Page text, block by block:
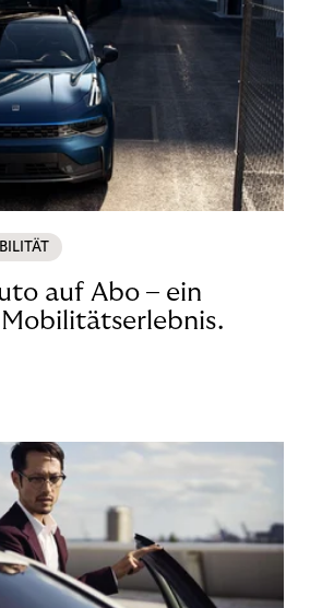
auf Abo – ein
Mobilitätserlebnis.